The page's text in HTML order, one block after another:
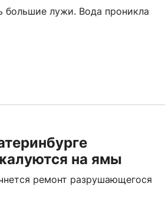
большие лужи. Вода проникла
на ямы
ремонт разрушающегося